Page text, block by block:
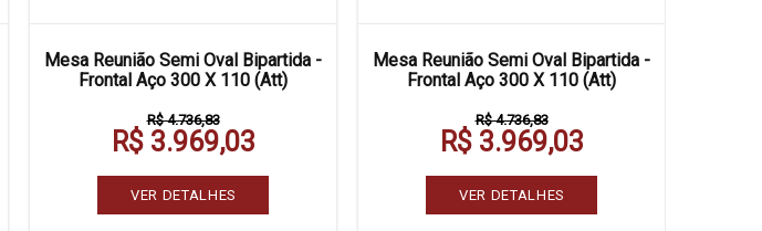
Mesa Reunião Semi Oval Bipartida -
Frontal Aço 300 X 110 (Att)
R$ 4.736,83
R$ 3.969,03
VER DETALHES
Mesa Reunião Semi Oval Bipartida -
Frontal Aço 300 X 110 (Att)
R$ 4.736,83
R$ 3.969,03
VER DETALHES